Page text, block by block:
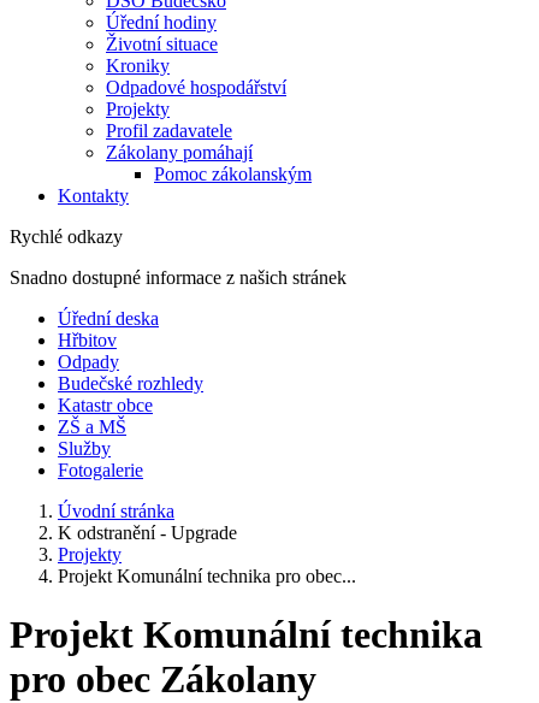
Úřední hodiny
Životní situace
Kroniky
Odpadové hospodářství
Projekty
Profil zadavatele
Zákolany pomáhají
Pomoc zákolanským
Kontakty
Rychlé odkazy
Snadno dostupné informace z našich stránek
Úřední deska
Hřbitov
Odpady
Budečské rozhledy
Katastr obce
ZŠ a MŠ
Služby
Fotogalerie
Úvodní stránka
K odstranění - Upgrade
Projekty
Projekt Komunální technika pro obec...
Projekt Komunální technika
pro obec Zákolany